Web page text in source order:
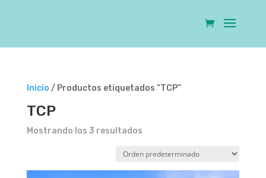
Inicio / Productos etiquetados “TCP”
TCP
Mostrando los 3 resultados